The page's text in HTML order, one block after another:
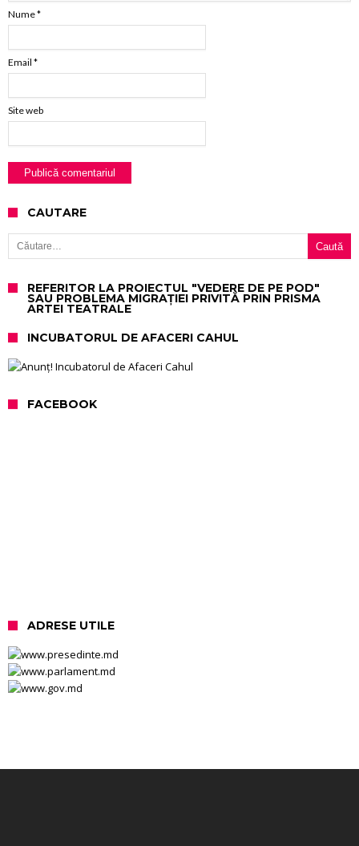
Nume*
Email *
Site web
CAUTARE
Caută după:
REFERITOR LA PROIECTUL "VEDERE DE PE POD"
SAU PROBLEMA MIGRAȚIEI PRIVITĂ PRIN PRISMA
ARTEI TEATRALE
INCUBATORUL DE AFACERI CAHUL
FACEBOOK
ADRESE UTILE